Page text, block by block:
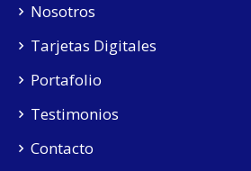
Nosotros
Tarjetas Digitales
Portafolio
Testimonios
Contacto